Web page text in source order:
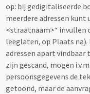
op: bij gedigitaliseerde
meerdere adressen kunt
<straatnaam>“ invullen
leeglaten, op Plaats
adressen apart vindbaar
zijn gescand, mogen
persoonsgegevens de
getoond, maar de